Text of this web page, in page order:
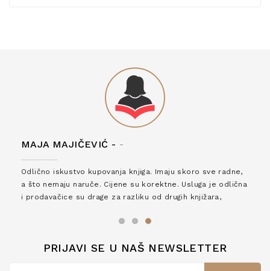
MAJA MAJIČEVIĆ - -
Odlično iskustvo kupovanja knjiga. Imaju skoro sve radne,
a što nemaju naruče. Cijene su korektne. Usluga je odlična
i prodavačice su drage za razliku od drugih knjižara,
PRIJAVI SE U NAŠ NEWSLETTER